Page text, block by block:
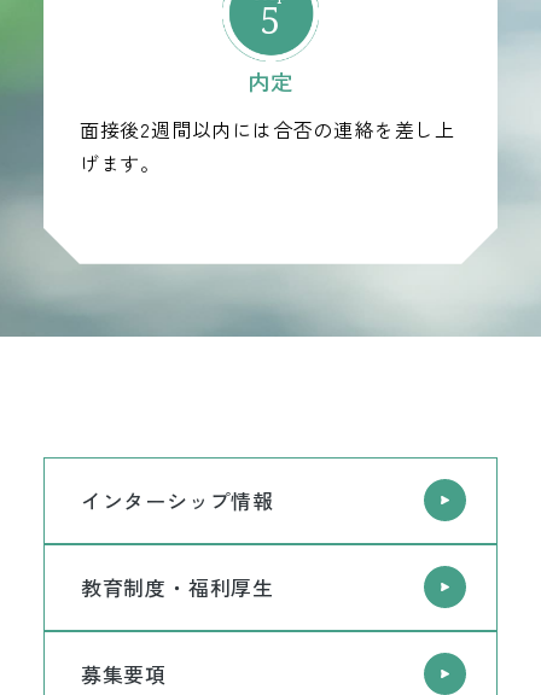
5
内定
面接後2週間以内には合否の連絡を差し上
げます。
インターシップ情報
教育制度・福利厚生
募集要項